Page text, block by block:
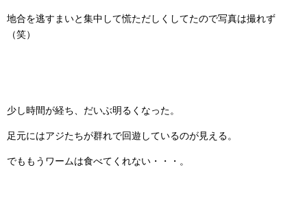
地合を逃すまいと集中して慌ただしくしてたので写真は撮れず
（笑）
少し時間が経ち、だいぶ明るくなった。
足元にはアジたちが群れで回遊しているのが見える。
でももうワームは食べてくれない・・・。